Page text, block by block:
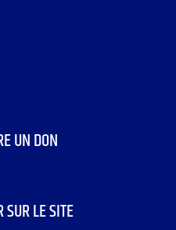
UN DON
SUR LE SITE